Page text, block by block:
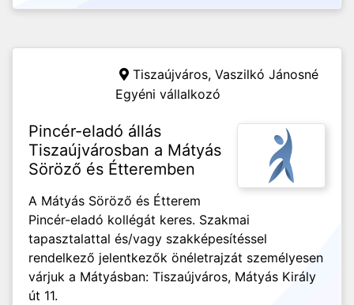
Tiszaújváros, Vaszilkó Jánosné
Egyéni vállalkozó
Pincér-eladó állás
Tiszaújvárosban a Mátyás
Söröző és Étteremben
A Mátyás Söröző és Étterem
Pincér-eladó kollégát keres. Szakmai
tapasztalattal és/vagy szakképesítéssel
rendelkező jelentkezők önéletrajzát személyesen
várjuk a Mátyásban: Tiszaújváros, Mátyás Király
út 11.